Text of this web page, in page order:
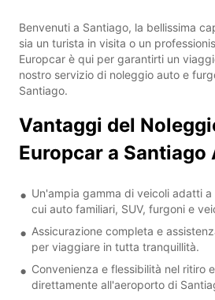
Benvenuti a Santiago, la bellissima
sia un turista in visita o un
Europcar è qui per garantirti un
nostro servizio di noleggio auto e
Santiago.
Vantaggi del
Europcar a Santiago
Un'ampia gamma di veicoli adatti
cui auto familiari, SUV, furgoni e
Assicurazione completa e
per viaggiare in tutta tranquillità.
Convenienza e flessibilità nel ritiro
direttamente all'aeroporto di